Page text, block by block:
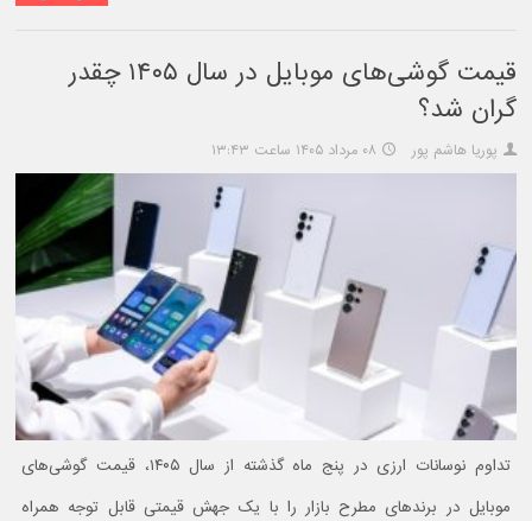
قیمت گوشی‌های موبایل در سال ۱۴۰۵ چقدر
گران شد؟
پوریا هاشم پور ۰۸ مرداد ۱۴۰۵ ساعت ۱۳:۴۳
تداوم نوسانات ارزی در پنج ماه گذشته از سال ۱۴۰۵، قیمت گوشی‌های
موبایل در برندهای مطرح بازار را با یک جهش قیمتی قابل توجه همراه